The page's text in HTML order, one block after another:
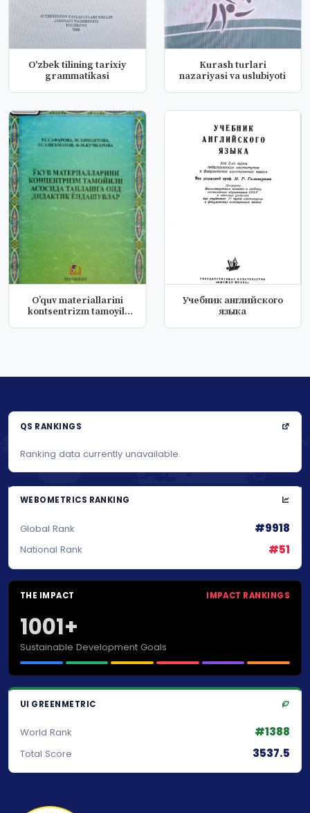
O'zbek tilining tarixiy
grammatikasi
Kurash turlari
nazariyasi va uslubiyoti
Oʼquv materiallarini
kontsentrizm tamoyili
Учебник английского
языка
QS RANKINGS
Ranking data currently unavailable.
WEBOMETRICS RANKING
Global Rank #9918
National Rank #51
THE IMPACT IMPACT RANKINGS
1001+
Sustainable Development Goals
UI GREENMETRIC
World Rank #1388
Total Score 3537.5